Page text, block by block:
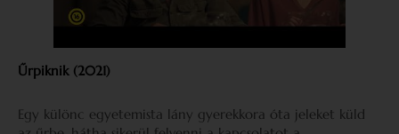
Űrpiknik (2021)
Egy különc egyetemista lány gyerekkora óta jeleket küld